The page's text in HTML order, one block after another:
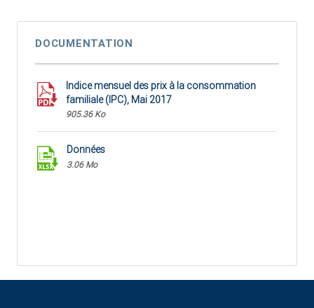
DOCUMENTATION
Indice mensuel des prix à la consommation
familiale (IPC), Mai 2017
905.36 Ko
Données
3.06 Mo